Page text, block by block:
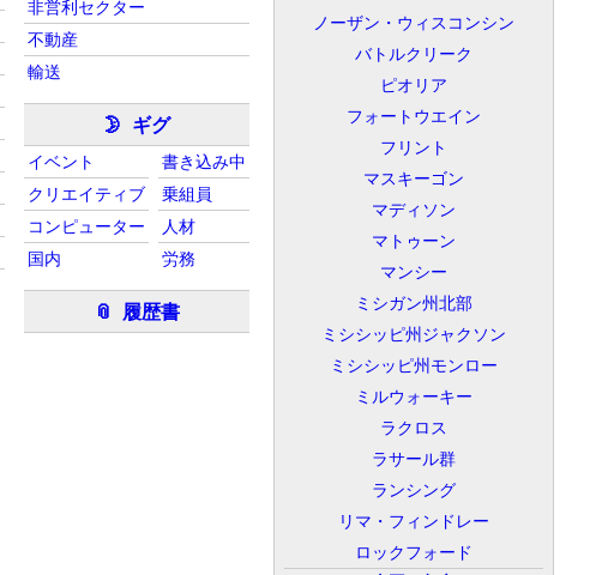
非営利セクター
不動産
輸送
🌛 ギグ
イベント
クリエイティブ
コンピューター
国内
書き込み中
乗組員
人材
労務
📎 履歴書
ノーザン・ウィスコンシン
バトルクリーク
ピオリア
フォートウエイン
フリント
マスキーゴン
マディソン
マトゥーン
マンシー
ミシガン州北部
ミシシッピ州ジャクソン
ミシシッピ州モンロー
ミルウォーキー
ラクロス
ラサール群
ランシング
リマ・フィンドレー
ロックフォード